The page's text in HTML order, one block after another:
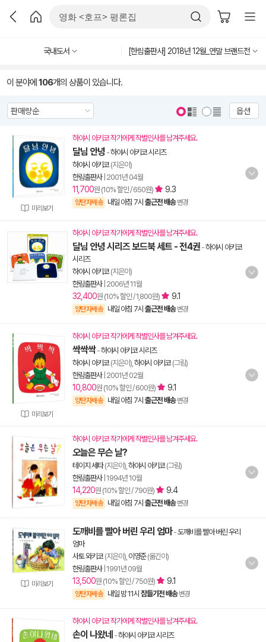
국내도서 [한림출판사] 2018년 12월_연말 브랜드전
이 분야에 106개의 상품이 있습니다.
옵션
미리보기
하야시 아키코 작가에게 작별인사를 남겨주세요.
달님 안녕 -하야시 아키코 시리즈
하야시 아키코(지은이)
한림출판사| 2001년 04월
11,700원 (10% 할인 / 650원) 9.3
양탄자배송 내일 아침 7시 출근전 배송 변경
하야시 아키코 작가에게 작별인사를 남겨주세요.
달님 안녕 시리즈 보드북 세트 - 전4권 -하야시 아키코
시리즈
하야시 아키코(지은이)
한림출판사| 2006년 11월
32,400원 (10% 할인 / 1,800원) 9.1
양탄자배송 내일 아침 7시 출근전 배송 변경
미리보기
하야시 아키코 작가에게 작별인사를 남겨주세요.
싹싹싹-하야시 아키코 시리즈
하야시 아키코(지은이), 하야시 아키코(그림)
한림출판사| 2001년 02월
10,800원 (10% 할인 / 600원) 9.1
양탄자배송 내일 아침 7시 출근전 배송 변경
하야시 아키코 작가에게 작별인사를 남겨주세요.
오늘은 무슨 날?
테이지 세타(지은이), 하야시 아키코(그림)
한림출판사| 1994년 10월
14,220원 (10% 할인 / 790원) 9.4
양탄자배송 내일 아침 7시 출근전 배송 변경
미리보기
도깨비를 빨아 버린 우리 엄마-도깨비를 빨아 버린 우리
엄마
사토 와키코(지은이), 이영준(옮긴이)
한림출판사| 1991년 09월
13,500원 (10% 할인 / 750원) 9.1
양탄자배송 내일 밤 11시 잠들기전 배송 변경
하야시 아키코 작가에게 작별인사를 남겨주세요.
손이 나왔네 -하야시 아키코 시리즈